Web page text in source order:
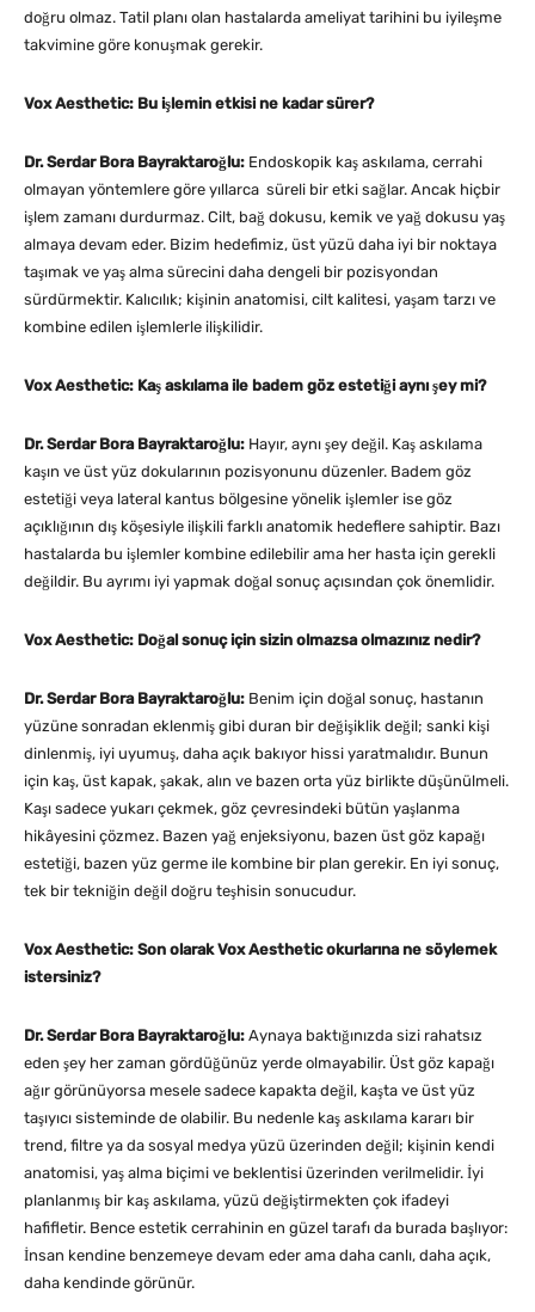
doğru olmaz. Tatil planı olan hastalarda ameliyat tarihini bu iyileşme
takvimine göre konuşmak gerekir.
Vox Aesthetic: Bu işlemin etkisi ne kadar sürer?
Dr. Serdar Bora Bayraktaroğlu: Endoskopik kaş askılama, cerrahi
olmayan yöntemlere göre yıllarca süreli bir etki sağlar. Ancak hiçbir
işlem zamanı durdurmaz. Cilt, bağ dokusu, kemik ve yağ dokusu yaş
almaya devam eder. Bizim hedefimiz, üst yüzü daha iyi bir noktaya
taşımak ve yaş alma sürecini daha dengeli bir pozisyondan
sürdürmektir. Kalıcılık; kişinin anatomisi, cilt kalitesi, yaşam tarzı ve
kombine edilen işlemlerle ilişkilidir.
Vox Aesthetic: Kaş askılama ile badem göz estetiği aynı şey mi?
Dr. Serdar Bora Bayraktaroğlu: Hayır, aynı şey değil. Kaş askılama
kaşın ve üst yüz dokularının pozisyonunu düzenler. Badem göz
estetiği veya lateral kantus bölgesine yönelik işlemler ise göz
açıklığının dış köşesiyle ilişkili farklı anatomik hedeflere sahiptir. Bazı
hastalarda bu işlemler kombine edilebilir ama her hasta için gerekli
değildir. Bu ayrımı iyi yapmak doğal sonuç açısından çok önemlidir.
Vox Aesthetic: Doğal sonuç için sizin olmazsa olmazınız nedir?
Dr. Serdar Bora Bayraktaroğlu: Benim için doğal sonuç, hastanın
yüzüne sonradan eklenmiş gibi duran bir değişiklik değil; sanki kişi
dinlenmiş, iyi uyumuş, daha açık bakıyor hissi yaratmalıdır. Bunun
için kaş, üst kapak, şakak, alın ve bazen orta yüz birlikte düşünülmeli.
Kaşı sadece yukarı çekmek, göz çevresindeki bütün yaşlanma
hikâyesini çözmez. Bazen yağ enjeksiyonu, bazen üst göz kapağı
estetiği, bazen yüz germe ile kombine bir plan gerekir. En iyi sonuç,
tek bir tekniğin değil doğru teşhisin sonucudur.
Vox Aesthetic: Son olarak Vox Aesthetic okurlarına ne söylemek
istersiniz?
Dr. Serdar Bora Bayraktaroğlu: Aynaya baktığınızda sizi rahatsız
eden şey her zaman gördüğünüz yerde olmayabilir. Üst göz kapağı
ağır görünüyorsa mesele sadece kapakta değil, kaşta ve üst yüz
taşıyıcı sisteminde de olabilir. Bu nedenle kaş askılama kararı bir
trend, filtre ya da sosyal medya yüzü üzerinden değil; kişinin kendi
anatomisi, yaş alma biçimi ve beklentisi üzerinden verilmelidir. İyi
planlanmış bir kaş askılama, yüzü değiştirmekten çok ifadeyi
hafifletir. Bence estetik cerrahinin en güzel tarafı da burada başlıyor:
İnsan kendine benzemeye devam eder ama daha canlı, daha açık,
daha kendinde görünür.